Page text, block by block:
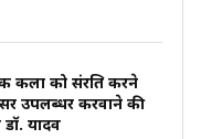
कला को संरक्षित करने
उपलब्धर करवाने की
यादव